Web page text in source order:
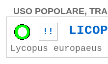
USO POPOLARE,
!!
Lycopus europaeus